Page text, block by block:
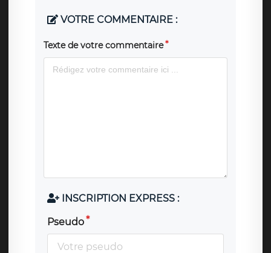
VOTRE COMMENTAIRE :
Texte de votre commentaire
INSCRIPTION EXPRESS :
Pseudo